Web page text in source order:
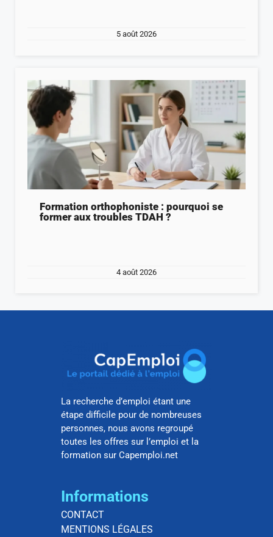
5 août 2026
Formation orthophoniste : pourquoi se
former aux troubles TDAH ?
4 août 2026
La recherche d’emploi étant une
étape difficile pour de nombreuses
personnes, nous avons regroupé
toutes les offres sur l’emploi et la
formation sur Capemploi.net
Informations
CONTACT
MENTIONS LÉGALES